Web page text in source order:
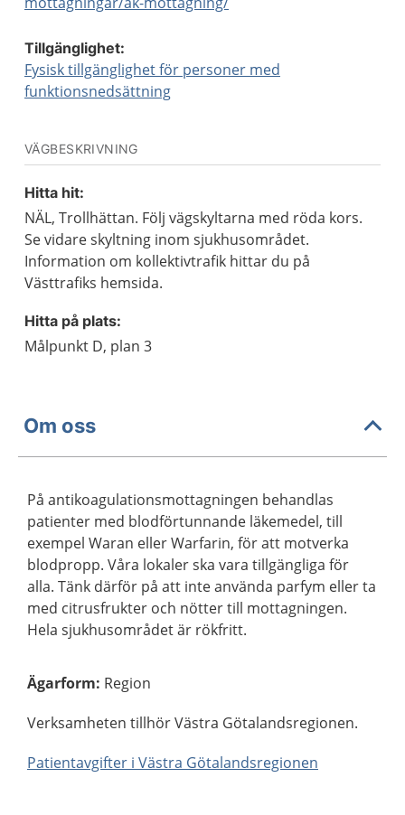
Tillgänglighet:
Fysisk tillgänglighet för personer med
funktionsnedsättning
VÄGBESKRIVNING
Hitta hit:
NÄL, Trollhättan. Följ vägskyltarna med röda kors.
Se vidare skyltning inom sjukhusområdet.
Information om kollektivtrafik hittar du på
Västtrafiks hemsida.
Hitta på plats:
Målpunkt D, plan 3
Om oss
På antikoagulationsmottagningen behandlas
patienter med blodförtunnande läkemedel, till
exempel Waran eller Warfarin, för att motverka
blodpropp. Våra lokaler ska vara tillgängliga för
alla. Tänk därför på att inte använda parfym eller ta
med citrusfrukter och nötter till mottagningen.
Hela sjukhusområdet är rökfritt.
Ägarform: Region
Verksamheten tillhör Västra Götalandsregionen.
Patientavgifter i Västra Götalandsregionen